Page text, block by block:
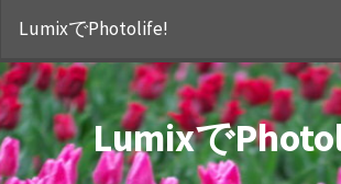
LumixでPhotolife!
Lumixで